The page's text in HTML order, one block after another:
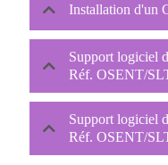
Installation d'un
Support logiciel
Réf. OSENT/
Support logiciel
Réf. OSENT/